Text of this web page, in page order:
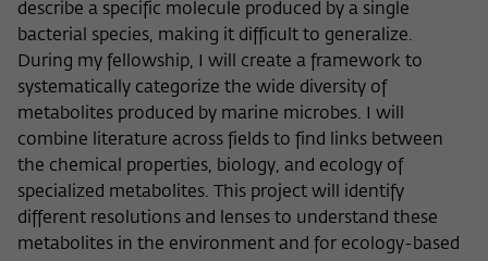
describe a specific molecule produced by a single
bacterial species, making it difficult to generalize.
During my fellowship, I will create a framework to
systematically categorize the wide diversity of
metabolites produced by marine microbes. I will
combine literature across fields to find links between
the chemical properties, biology, and ecology of
specialized metabolites. This project will identify
different resolutions and lenses to understand these
metabolites in the environment and for ecology-based